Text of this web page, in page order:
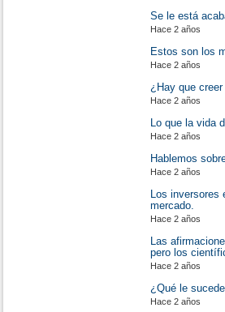
Se le está
Hace 2 años
Estos son los
Hace 2 años
¿Hay que
Hace 2 años
Lo que la vida
Hace 2 años
Hablemos
Hace 2 años
Los inversores
mercado.
Hace 2 años
Las
pero los
Hace 2 años
¿Qué le
Hace 2 años